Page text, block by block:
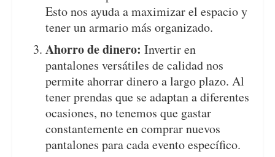
Esto nos ayuda a maximizar el espacio y
tener un armario más organizado.
Ahorro de dinero: Invertir en
pantalones versátiles de calidad nos
permite ahorrar dinero a largo plazo. Al
tener prendas que se adaptan a diferentes
ocasiones, no tenemos que gastar
constantemente en comprar nuevos
pantalones para cada evento específico.